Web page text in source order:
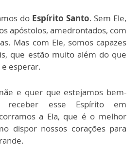
do Espírito Santo. Sem Ele,
apóstolos, amedrontados, com
Mas com Ele, somos capazes
que estão muito além do que
esperar.
e quer que estejamos bem-
receber esse Espírito em
a Ela, que é o melhor
dispor nossos corações para